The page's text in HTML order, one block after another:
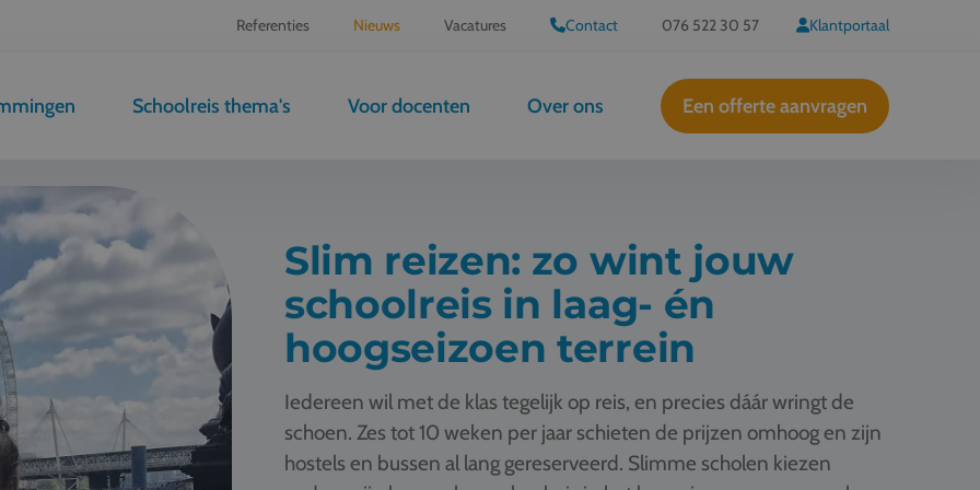
Referenties Nieuws Vacatures Contact 076 522 30 57 Klantportaal
Schoolreis thema's Voor docenten Over ons Een offerte aanvragen
Slim reizen: zo wint jouw
schoolreis in laag- én
hoogseizoen terrein
Iedereen wil met de klas tegelijk op reis, en precies dáár wringt de
schoen. Zes tot 10 weken per jaar schieten de prijzen omhoog en zijn
hostels en bussen al lang gereserveerd. Slimme scholen kiezen